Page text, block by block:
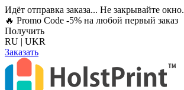
Идёт отправка заказа... Не закрывайте окно.
🔥 Promo Code -5% на любой первый заказ
Получить
RU | UKR
Заказать